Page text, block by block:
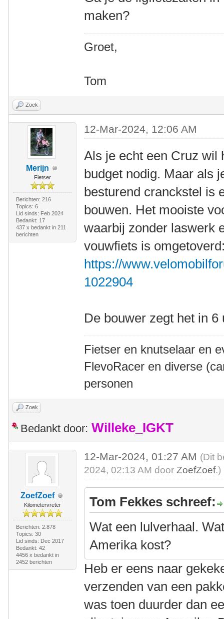
maken?
Groet,
Tom
Zoek
Merijn
Fietser
Berichten: 216
Topics: 6
Lid sinds: Feb 2024
Bedankt: 17
437 x bedankt in 211
berichten
12-Mar-2024, 12:06 AM
Als je echt een Cruz wil
budget nodig. Maar als
besturend cranckstel is
bouwen. Het mooiste
waarbij zonder laswerk
vouwfiets is
https://
1022904
De bouwer zegt het in
Fietser en knutselaar en
FlevoRacer en diverse
personen
Zoek
Bedankt door: Willeke_IGKT
ZoefZoef
Kilometervreter
Berichten: 2.878
Topics: 30
Lid sinds: Dec 2017
Bedankt: 42
4456 x bedankt in
2452 berichten
12-Mar-2024, 01:27 AM (Dit
2024, 02:13 AM doorZoefZoef.)
Tom Fekkes schreef:
Wat een lulverhaal.
Amerika kost?
Heb er eens naar
verzenden van een
was toen duurder dan